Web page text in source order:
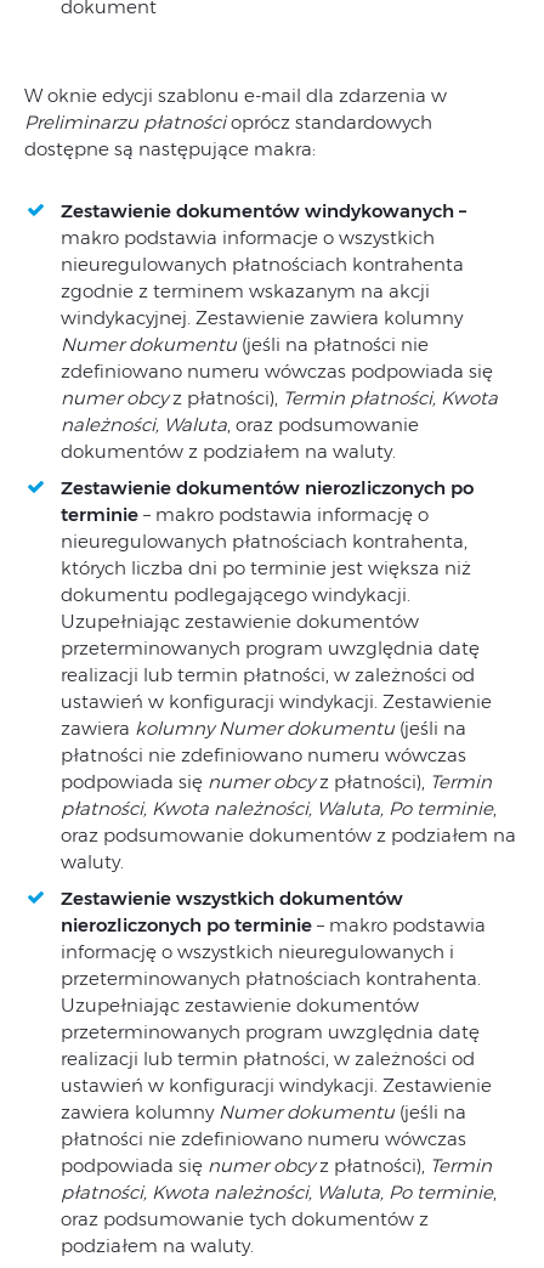
dokument
W oknie edycji szablonu e-mail dla zdarzenia w
Preliminarzu płatnościoprócz standardowych
dostępne są następujące makra:
Zestawienie dokumentów windykowanych –
makro podstawia informacje o wszystkich
nieuregulowanych płatnościach kontrahenta
zgodnie z terminem wskazanym na akcji
windykacyjnej. Zestawienie zawiera kolumny
Numer dokumentu (jeśli na płatności nie
zdefiniowano numeru wówczas podpowiada się
numer obcyz płatności), Termin płatności, Kwota
należności, Waluta , oraz podsumowanie
dokumentów z podziałem na waluty.
Zestawienie dokumentów nierozliczonych po
terminie – makro podstawia informację o
nieuregulowanych płatnościach kontrahenta,
których liczba dni po terminie jest większa niż
dokumentu podlegającego windykacji.
Uzupełniając zestawienie dokumentów
przeterminowanych program uwzględnia datę
realizacji lub termin płatności, w zależności od
ustawień w konfiguracji windykacji. Zestawienie
zawiera kolumny Numer dokumentu (jeśli na
płatności nie zdefiniowano numeru wówczas
podpowiada się numer obcyz płatności), Termin
płatności, Kwota należności, Waluta, Po terminie,
oraz podsumowanie dokumentów z podziałem na
waluty.
Zestawienie wszystkich dokumentów
nierozliczonych po terminie – makro podstawia
informację o wszystkich nieuregulowanych i
przeterminowanych płatnościach kontrahenta.
Uzupełniając zestawienie dokumentów
przeterminowanych program uwzględnia datę
realizacji lub termin płatności, w zależności od
ustawień w konfiguracji windykacji. Zestawienie
zawiera kolumny Numer dokumentu (jeśli na
płatności nie zdefiniowano numeru wówczas
podpowiada się numer obcyz płatności), Termin
płatności, Kwota należności, Waluta, Po terminie,
oraz podsumowanie tych dokumentów z
podziałem na waluty.